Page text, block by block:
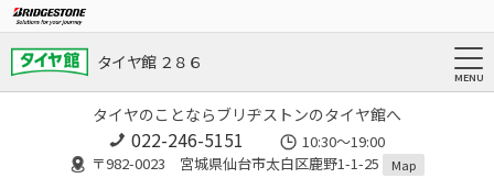
タイヤ館 ２８６
タイヤのことならブリヂストンのタイヤ館へ
022-246-5151
10:30～19:00
〒982-0023 宮城県仙台市太白区鹿野1-1-25
Map